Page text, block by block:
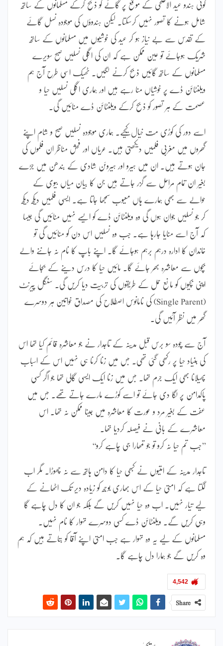
کوئی ہندو عید الاضحی کے موقع پر گائے کو ذبح کرکے مسلمانوں کے ساتھ
شامل ہونے کا تصور نہیں کرسکتا۔ لیکن ہندوؤں کی موجودہ نسل گائے
کے تقدس سے بے نیاز ہو کر عید کی خوشیوں میں مسلمانوں کے ساتھ
شریک ہوجائے تو عین ممکن ہے کہ ان کی اگلی نسلیں صبح سویرے
مسلمانوں کے ساتھ گائیں ذبح کرنے لگیں۔ ٹھیک اسی طرح آج ہم
ویلنٹائن ڈے پر خوشیاں منا رہے ہیں اور ہماری اگلی نسلیں حیا و
عصمت کے ہر تصور کو ذبح کرکے ویلنٹائن ڈے منائیں گی۔
اسے دور کی کوڑی مت خیال کیجیے۔ ہماری موجودہ نسلیں صبح و شام اپنے
گھروں میں مغربی فلمیں دیکھتی ہیں۔ عریاں اور فحش مناظر ان فلموں کی
جان ہوتے ہیں۔ ان میں ہیرو اور ہیروئن شادی کے بندھن میں جڑے
بغیر ان تمام مراحل سے گزر جاتے ہیں جن کا بیان میاں بیوی کے
حوالے سے بھی ہمارے ہاں معیوب سمجھا جاتا ہے۔ ایسی فلمیں دیکھ دیکھ
کر جو نسلیں جوان ہوں گی وہ ویلنٹائن ڈے کو ایسے نہیں منائیں گی جیسا
کہ آج اسے منایا جارہا ہے۔ جب وہ نسلیں اس دن کو منائیں گی تو
خاندان کا ادارہ درہم برہم ہوجائے گا۔ اپنے باپ کا نام نہ جاننے والے
بچوں سے معاشرہ بھر جائے گا۔ مائیں حیا کا درس دینے کے بجائے
اپنی بچیوں کو مانع حمل کے طریقوں کی تربیت دیا کریں گی۔ سنگل پیرنٹ
(Single Parent) کی نامانوس اصطلاح کی مصداق خواتین ہر دوسرے
گھر میں نظر آئیں گی۔
آج سے چودہ سو برس قبل مدینہ کے تاجدار نے جو معاشرہ قائم کیا تھا اس
کی بنیاد حیا پر رکھی گئی تھی۔ جس میں زنا کرنا ہی نہیں اس کے اسباب
پھیلانا بھی ایک جرم تھا۔ جس میں زنا ایک ایسی گالی تھا جو اگر کسی
پاکدامن پر لگا دی جائے تو اسے کوڑے مارے جاتے تھے۔ جس میں
عفت کے بغیر مرد و عورت کا معاشرہ میں جینا ممکن نہ تھا۔ اس
معاشرے کے بانی نے فیصلہ کردیا تھا۔
’’جب تم حیا نہ کرو تو جو تمھارا جی چاہے کرو‘‘
تاجدار مدینہ کے امتیوں نے کبھی حیا کا دامن ہاتھ سے نہ چھوڑا۔ مگر اب
لگتا ہے کہ امتی حیا کے اس بھاری بوجھ کو زیادہ دیر تک اٹھانے کے
لیے تیار نہیں۔ اب وہ حیا نہیں کریں گے بلکہ جو ان کا دل چاہے گا
وہی کریں گے۔ ویلنٹائن ڈے کسی دوسرے تہوار کا نام نہیں۔
مسلمانوں کے لیے یہ وہ تہوار ہے جب امتی اپنے آقا کو بتاتے ہیں کہ ہم
وہ کریں گے جو ہمارا دل چاہے گا۔
4,542
Share